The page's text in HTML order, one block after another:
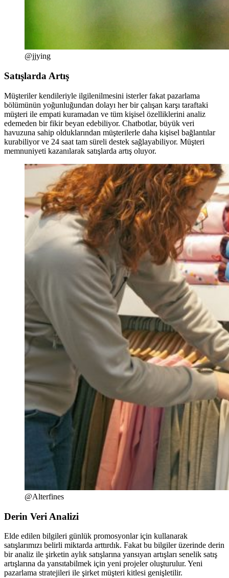
@jjying
Satışlarda Artış
Müşteriler kendileriyle ilgilenilmesini isterler fakat pazarlama
bölümünün yoğunluğundan dolayı her bir çalışan karşı taraftaki
müşteri ile empati kuramadan ve tüm kişisel özelliklerini analiz
edemeden bir fikir beyan edebiliyor. Chatbotlar, büyük veri
havuzuna sahip olduklarından müşterilerle daha kişisel bağlantılar
kurabiliyor ve 24 saat tam süreli destek sağlayabiliyor. Müşteri
memnuniyeti kazanılarak satışlarda artış oluyor.
@Alterfines
Derin Veri Analizi
Elde edilen bilgileri günlük promosyonlar için kullanarak
satışlarımızı belirli miktarda arttırdık. Fakat bu bilgiler üzerinde derin
bir analiz ile şirketin aylık satışlarına yansıyan artışları senelik satış
artışlarına da yansıtabilmek için yeni projeler oluşturulur. Yeni
pazarlama stratejileri ile şirket müşteri kitlesi genişletilir.